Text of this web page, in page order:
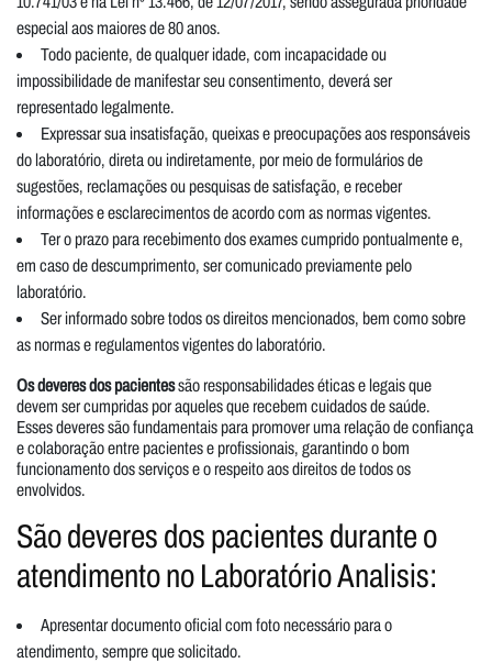
especial aos maiores de 80 anos.
Todo paciente, de qualquer idade, com incapacidade ou
impossibilidade de manifestar seu consentimento, deverá ser
representado legalmente.
Expressar sua insatisfação, queixas e preocupações aos responsáveis
do laboratório, direta ou indiretamente, por meio de formulários de
sugestões, reclamações ou pesquisas de satisfação, e receber
informações e esclarecimentos de acordo com as normas vigentes.
Ter o prazo para recebimento dos exames cumprido pontualmente e,
em caso de descumprimento, ser comunicado previamente pelo
laboratório.
Ser informado sobre todos os direitos mencionados, bem como sobre
as normas e regulamentos vigentes do laboratório.
Os deveres dos pacientessão responsabilidades éticas e legais que
devem ser cumpridas por aqueles que recebem cuidados de saúde.
Esses deveres são fundamentais para promover uma relação de confiança
e colaboração entre pacientes e profissionais, garantindo o bom
funcionamento dos serviços e o respeito aos direitos de todos os
envolvidos.
São deveres dos pacientes durante o
atendimento no Laboratório Analisis:
Apresentar documento oficial com foto necessário para o
atendimento, sempre que solicitado.